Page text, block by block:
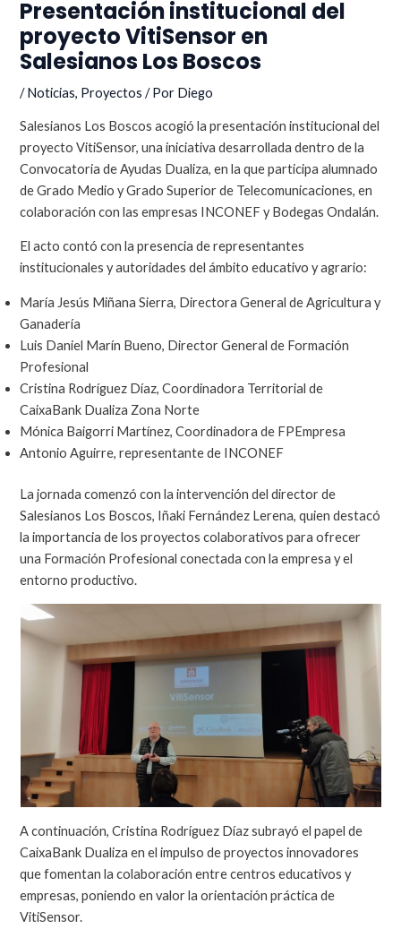
Presentación institucional del
proyecto VitiSensor en
Salesianos Los Boscos
/Noticias, Proyectos / Por Diego
Salesianos Los Boscos acogió la presentación institucional del
proyecto VitiSensor, una iniciativa desarrollada dentro de la
Convocatoria de Ayudas Dualiza, en la que participa alumnado
de Grado Medio y Grado Superior de Telecomunicaciones, en
colaboración con las empresas INCONEF y Bodegas Ondalán.
El acto contó con la presencia de representantes
institucionales y autoridades del ámbito educativo y agrario:
María Jesús Miñana Sierra, Directora General de Agricultura y
Ganadería
Luis Daniel Marín Bueno, Director General de Formación
Profesional
Cristina Rodríguez Díaz, Coordinadora Territorial de
CaixaBank Dualiza Zona Norte
Mónica Baigorri Martínez, Coordinadora de FPEmpresa
Antonio Aguirre, representante de INCONEF
La jornada comenzó con la intervención del director de
Salesianos Los Boscos, Iñaki Fernández Lerena, quien destacó
la importancia de los proyectos colaborativos para ofrecer
una Formación Profesional conectada con la empresa y el
entorno productivo.
A continuación, Cristina Rodríguez Díaz subrayó el papel de
CaixaBank Dualiza en el impulso de proyectos innovadores
que fomentan la colaboración entre centros educativos y
empresas, poniendo en valor la orientación práctica de
VitiSensor.